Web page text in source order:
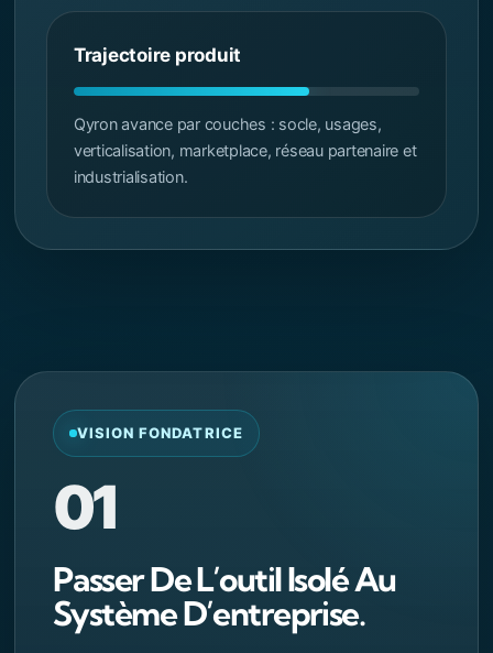
Trajectoire produit
Qyron avance par couches : socle, usages,
verticalisation, marketplace, réseau partenaire et
industrialisation.
VISION FONDATRICE
01
Passer De L’outil Isolé Au
Système D’entreprise.